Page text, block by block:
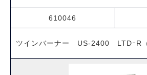
610046
ツインバーナー US-2400 LTDｰR